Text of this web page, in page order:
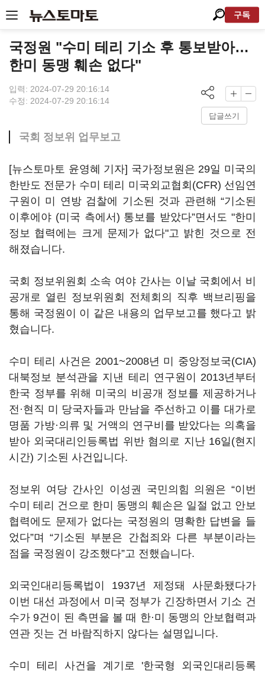
구독
국정원 "수미 테리 기소 후 통보받아…
한미 동맹 훼손 없다"
입력: 2024-07-29 20:16:14
수정: 2024-07-29 20:16:14
답글쓰기
국회 정보위 업무보고
[뉴스토마토 윤영혜 기자] 국가정보원은 29일 미국의
한반도 전문가 수미 테리 미국외교협회(CFR) 선임연
구원이 미 연방 검찰에 기소된 것과 관련해 “기소된
이후에야 (미국 측에서) 통보를 받았다”면서도 "한미
정보 협력에는 크게 문제가 없다"고 밝힌 것으로 전
해졌습니다.
국회 정보위원회 소속 여야 간사는 이날 국회에서 비
공개로 열린 정보위원회 전체회의 직후 백브리핑을
통해 국정원이 이 같은 내용의 업무보고를 했다고 밝
혔습니다.
수미 테리 사건은 2001~2008년 미 중앙정보국(CIA)
대북정보 분석관을 지낸 테리 연구원이 2013년부터
한국 정부를 위해 미국의 비공개 정보를 제공하거나
전·현직 미 당국자들과 만남을 주선하고 이를 대가로
명품 가방·의류 및 거액의 연구비를 받았다는 의혹을
받아 외국대리인등록법 위반 혐의로 지난 16일(현지
시간) 기소된 사건입니다.
정보위 여당 간사인 이성권 국민의힘 의원은 “이번
수미 테리 건으로 한미 동맹의 훼손은 일절 없고 안보
협력에도 문제가 없다는 국정원의 명확한 답변을 들
었다”며 “기소된 부분은 간첩죄와 다른 부분이라는
점을 국정원이 강조했다”고 전했습니다.
외국인대리등록법이 1937년 제정돼 사문화됐다가
이번 대선 과정에서 미국 정부가 긴장하면서 기소 건
수가 9건이 된 측면을 볼 때 한·미 동맹의 안보협력과
연관 짓는 건 바람직하지 않다는 설명입니다.
수미 테리 사건을 계기로 '한국형 외국인대리등록